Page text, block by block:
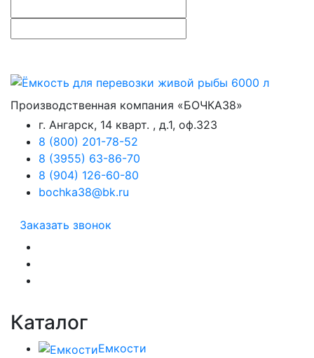
Производственная компания «БОЧКА38»
г. Ангарск, 14 кварт. , д.1, оф.323
8 (800) 201-78-52
8 (3955) 63-86-70
8 (904) 126-60-80
bochka38@bk.ru
Заказать звонок
Каталог
Емкости